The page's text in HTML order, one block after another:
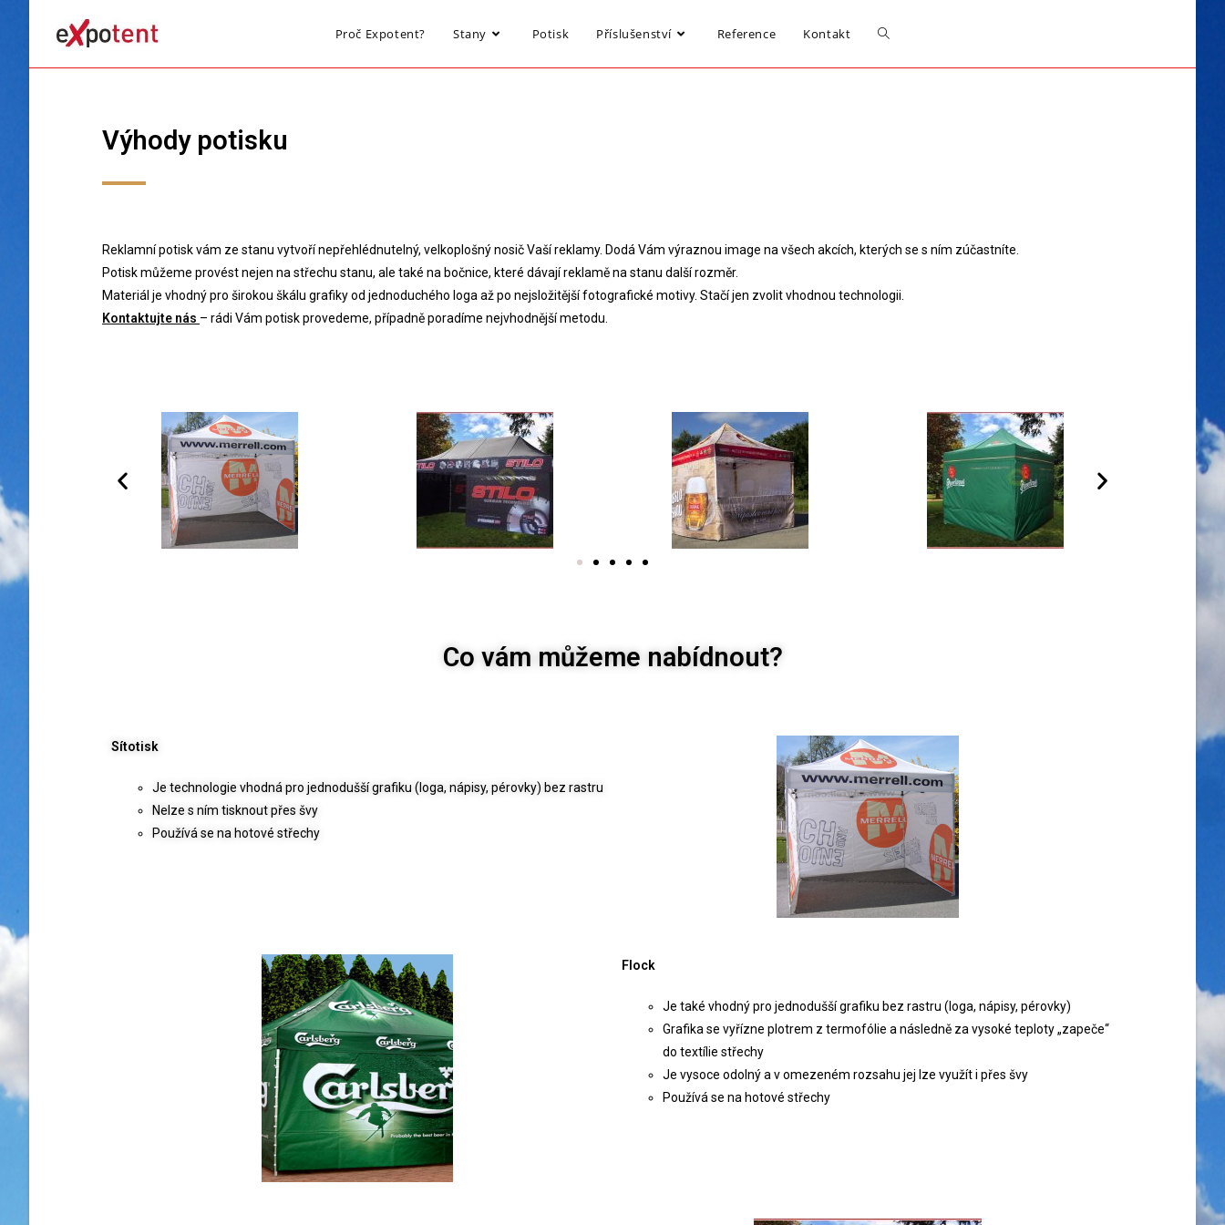
Proč Expotent? Stany Potisk Příslušenství Reference Kontakt
Výhody potisku
Reklamní potisk vám ze stanu vytvoří nepřehlédnutelný, velkoplošný nosič Vaší reklamy. Dodá Vám výraznou image na všech akcích, kterých se s ním zúčastníte.
Potisk můžeme provést nejen na střechu stanu, ale také na bočnice, které dávají reklamě na stanu další rozměr.
Materiál je vhodný pro širokou škálu grafiky od jednoduchého loga až po nejsložitější fotografické motivy. Stačí jen zvolit vhodnou technologii.
Kontaktujte nás – rádi Vám potisk provedeme, případně poradíme nejvhodnější metodu.
Co vám můžeme nabídnout?
Sítotisk
Je technologie vhodná pro jednodušší grafiku (loga, nápisy, pérovky) bez rastru
Nelze s ním tisknout přes švy
Používá se na hotové střechy
Flock
Je také vhodný pro jednodušší grafiku bez rastru (loga, nápisy, pérovky)
Grafika se vyřízne plotrem z termofólie a následně za vysoké teploty „zapeče“
do textílie střechy
Je vysoce odolný a v omezeném rozsahu jej lze využít i přes švy
Používá se na hotové střechy